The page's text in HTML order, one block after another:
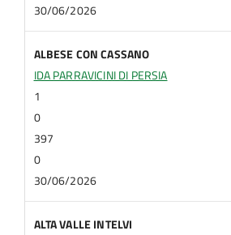
30/06/2026
ALBESE CON CASSANO
IDA PARRAVICINI DI PERSIA
1
0
397
0
30/06/2026
ALTA VALLE INTELVI